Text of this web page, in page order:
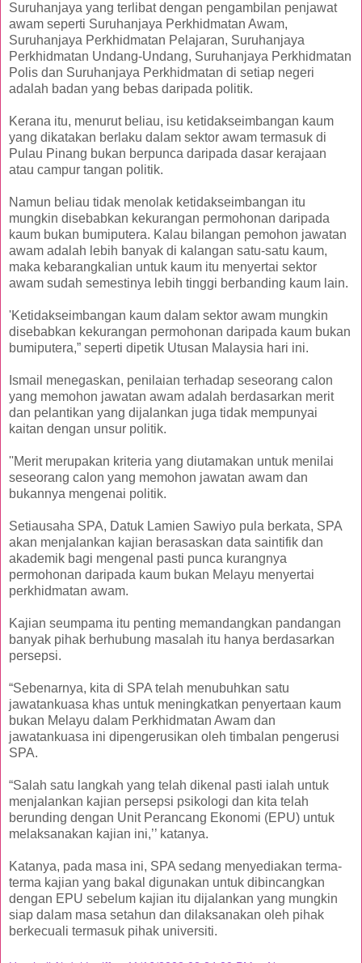
Suruhanjaya yang terlibat dengan pengambilan penjawat
awam seperti Suruhanjaya Perkhidmatan Awam,
Suruhanjaya Perkhidmatan Pelajaran, Suruhanjaya
Perkhidmatan Undang-Undang, Suruhanjaya Perkhidmatan
Polis dan Suruhanjaya Perkhidmatan di setiap negeri
adalah badan yang bebas daripada politik.
Kerana itu, menurut beliau, isu ketidakseimbangan kaum
yang dikatakan berlaku dalam sektor awam termasuk di
Pulau Pinang bukan berpunca daripada dasar kerajaan
atau campur tangan politik.
Namun beliau tidak menolak ketidakseimbangan itu
mungkin disebabkan kekurangan permohonan daripada
kaum bukan bumiputera. Kalau bilangan pemohon jawatan
awam adalah lebih banyak di kalangan satu-satu kaum,
maka kebarangkalian untuk kaum itu menyertai sektor
awam sudah semestinya lebih tinggi berbanding kaum lain.
'Ketidakseimbangan kaum dalam sektor awam mungkin
disebabkan kekurangan permohonan daripada kaum bukan
bumiputera,” seperti dipetik Utusan Malaysia hari ini.
Ismail menegaskan, penilaian terhadap seseorang calon
yang memohon jawatan awam adalah berdasarkan merit
dan pelantikan yang dijalankan juga tidak mempunyai
kaitan dengan unsur politik.
''Merit merupakan kriteria yang diutamakan untuk menilai
seseorang calon yang memohon jawatan awam dan
bukannya mengenai politik.
Setiausaha SPA, Datuk Lamien Sawiyo pula berkata, SPA
akan menjalankan kajian berasaskan data saintifik dan
akademik bagi mengenal pasti punca kurangnya
permohonan daripada kaum bukan Melayu menyertai
perkhidmatan awam.
Kajian seumpama itu penting memandangkan pandangan
banyak pihak berhubung masalah itu hanya berdasarkan
persepsi.
“Sebenarnya, kita di SPA telah menubuhkan satu
jawatankuasa khas untuk meningkatkan penyertaan kaum
bukan Melayu dalam Perkhidmatan Awam dan
jawatankuasa ini dipengerusikan oleh timbalan pengerusi
SPA.
“Salah satu langkah yang telah dikenal pasti ialah untuk
menjalankan kajian persepsi psikologi dan kita telah
berunding dengan Unit Perancang Ekonomi (EPU) untuk
melaksanakan kajian ini,’’ katanya.
Katanya, pada masa ini, SPA sedang menyediakan terma-
terma kajian yang bakal digunakan untuk dibincangkan
dengan EPU sebelum kajian itu dijalankan yang mungkin
siap dalam masa setahun dan dilaksanakan oleh pihak
berkecuali termasuk pihak universiti.